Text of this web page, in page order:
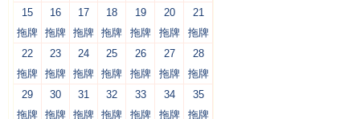
15
拖牌
16
拖牌
17
拖牌
18
拖牌
19
拖牌
20
拖牌
21
拖牌
22
拖牌
23
拖牌
24
拖牌
25
拖牌
26
拖牌
27
拖牌
28
拖牌
29
拖牌
30
拖牌
31
拖牌
32
拖牌
33
拖牌
34
拖牌
35
拖牌